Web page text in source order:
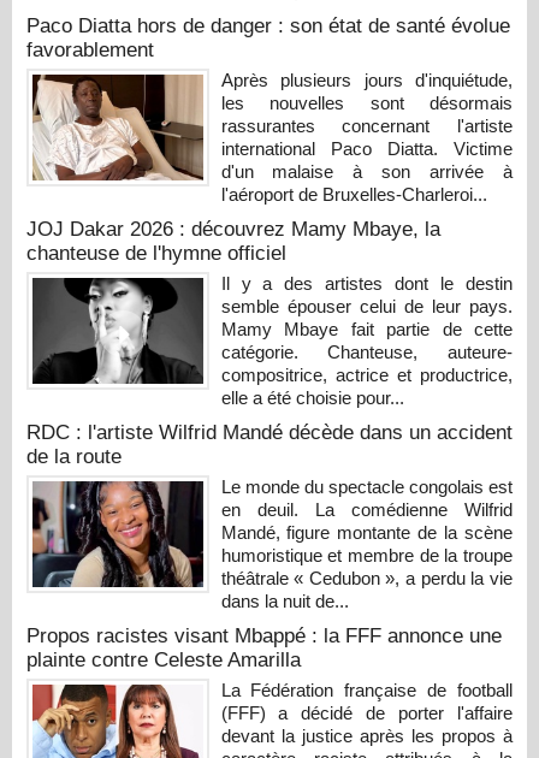
Paco Diatta hors de danger : son état de santé évolue
favorablement
Après plusieurs jours d'inquiétude,
les nouvelles sont désormais
rassurantes concernant l'artiste
international Paco Diatta. Victime
d'un malaise à son arrivée à
l'aéroport de Bruxelles-Charleroi...
JOJ Dakar 2026 : découvrez Mamy Mbaye, la
chanteuse de l'hymne officiel
Il y a des artistes dont le destin
semble épouser celui de leur pays.
Mamy Mbaye fait partie de cette
catégorie. Chanteuse, auteure-
compositrice, actrice et productrice,
elle a été choisie pour...
RDC : l'artiste Wilfrid Mandé décède dans un accident
de la route
Le monde du spectacle congolais est
en deuil. La comédienne Wilfrid
Mandé, figure montante de la scène
humoristique et membre de la troupe
théâtrale « Cedubon », a perdu la vie
dans la nuit de...
Propos racistes visant Mbappé : la FFF annonce une
plainte contre Celeste Amarilla
La Fédération française de football
(FFF) a décidé de porter l'affaire
devant la justice après les propos à